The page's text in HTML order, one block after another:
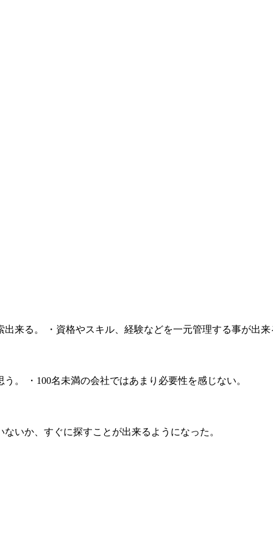
来る。 ・資格やスキル、経験などを一元管理する事が出来
。 ・100名未満の会社ではあまり必要性を感じない。
いか、すぐに探すことが出来るようになった。